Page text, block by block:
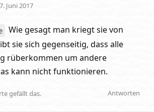
Juni 2017
Wie gesagt man kriegt sie von
sie sich gegenseitig, dass alle
rüberkommen um andere
kann nicht funktionieren.
Antworten
gefällt das.